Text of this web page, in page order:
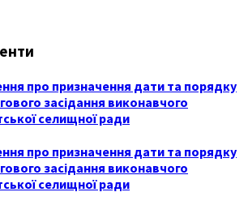
про призначення дати та порядку
засідання виконавчого
селищної ради
про призначення дати та порядку
засідання виконавчого
селищної ради